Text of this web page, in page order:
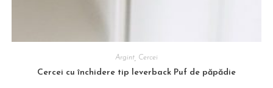
Argint Cercei
Cercei cu închidere tip leverback Puf de păpădie